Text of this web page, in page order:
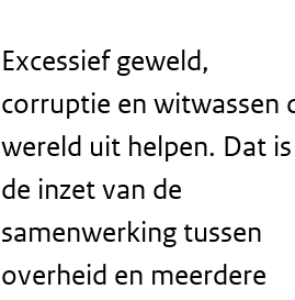
Excessief geweld,
corruptie en witwassen
wereld uit helpen. Dat is
de inzet van de
samenwerking tussen
overheid en meerdere